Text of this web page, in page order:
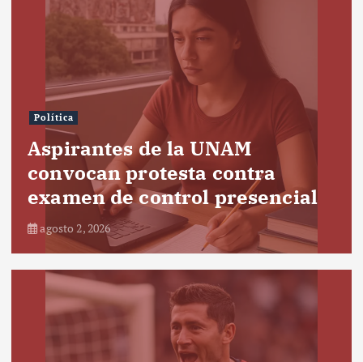
Política
Aspirantes de la UNAM
convocan protesta contra
examen de control presencial
agosto 2, 2026